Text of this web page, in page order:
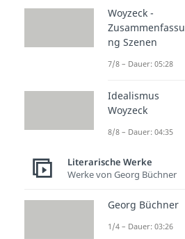
Woyzeck -
Zusammenfassu
ng Szenen
7/8 – Dauer: 05:28
Idealismus
Woyzeck
8/8 – Dauer: 04:35
Literarische Werke
Werke von Georg Büchner
Georg Büchner
1/4 – Dauer: 03:26